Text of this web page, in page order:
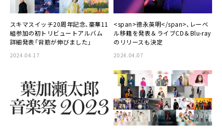
スキマスイッチ20周年記念、豪華11
組参加の初トリビュートアルバム
詳細発表「背筋が伸びました」
2024.04.17
<span>德永英明</span>、レーベ
ル移籍を発表＆ライブCD＆Blu-ray
のリリースも決定
2024.04.07